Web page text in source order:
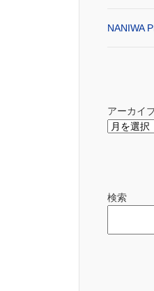
NANIWA
アーカイ
検索